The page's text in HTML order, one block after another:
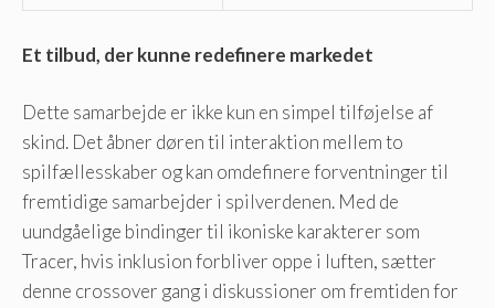
Et tilbud, der kunne redefinere markedet
Dette samarbejde er ikke kun en simpel tilføjelse af
skind. Det åbner døren til interaktion mellem to
spilfællesskaber og kan omdefinere forventninger til
fremtidige samarbejder i spilverdenen. Med de
uundgåelige bindinger til ikoniske karakterer som
Tracer, hvis inklusion forbliver oppe i luften, sætter
denne crossover gang i diskussioner om fremtiden for